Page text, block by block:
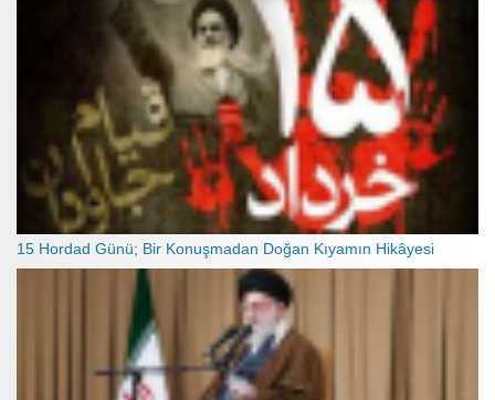
15 Hordad Günü; Bir Konuşmadan Doğan Kıyamın Hikâyesi